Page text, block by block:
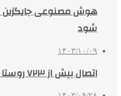
شود
۱۴۰۳/۱۰/۰۹
اتصال بیش از ۷۲۳ روستا به شبکه ملی اطلاعات